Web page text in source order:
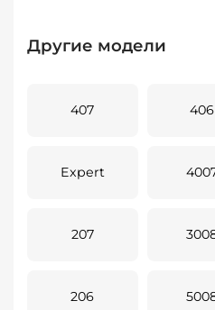
Другие модели
407 406
Expert
207
206